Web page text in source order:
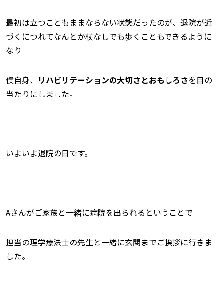
最初は立つこともままならない状態だったのが、退院が近
づくにつれてなんとか杖なしでも歩くこともできるように
なり
僕自身、 リハビリテーションの大切さとおもしろさを目の
当たりにしました。
いよいよ退院の日です。
Aさんがご家族と一緒に病院を出られるということで
担当の理学療法士の先生と一緒に玄関までご挨拶に行きま
した。